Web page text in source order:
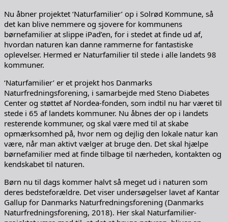
Nu åbner projektet ‘Naturfamilier’ op i Solrød Kommune, så
det kan blive nemmere og sjovere for kommunens
børnefamilier at slippe iPad’en, for i stedet at finde ud af,
hvordan naturen kan danne rammerne for fantastiske
oplevelser. Hermed er Naturfamilier til stede i alle landets 98
kommuner.
‘Naturfamilier’ er et projekt hos Danmarks
Naturfredningsforening, i samarbejde med Steno Diabetes
Center og støttet af Nordea-fonden, som indtil nu har været til
stede i 65 af landets kommuner. Nu åbnes der op i landets
resterende kommuner, og skal være med til at skabe
opmærksomhed på, hvor nem og dejlig den lokale natur kan
være, når man aktivt vælger at bruge den. Det skal hjælpe
børnefamilier med at finde tilbage til nærheden, kontakten og
kendskabet til naturen.
Børn nu til dags kommer halvt så meget ud i naturen som
deres bedsteforældre. Det viser undersøgelser lavet af Kantar
Gallup for Danmarks Naturfredningsforening (Danmarks
Naturfredningsforening, 2018). Her skal Naturfamilier-